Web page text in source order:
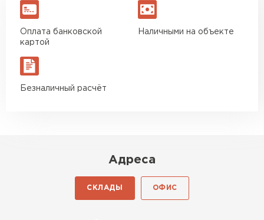
Оплата банковской
картой
Наличными на объекте
Безналичный расчёт
Адреса
СКЛАДЫ ОФИС